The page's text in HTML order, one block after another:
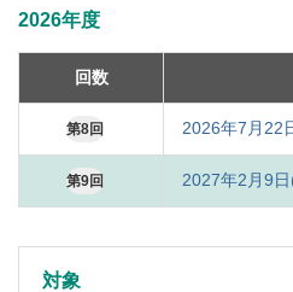
2026年度
回数
第8回 2026年7月22
第9回 2027年2月9
対象